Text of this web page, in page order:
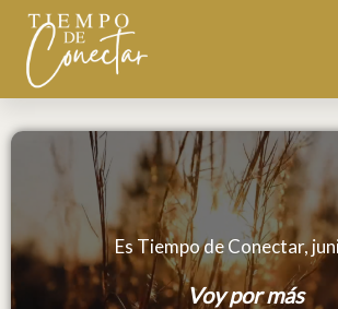
contenido
Es Tiempo de Conectar,
Voy por más